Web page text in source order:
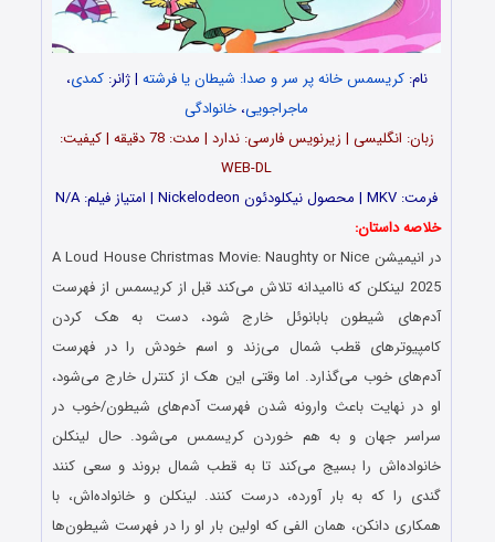
نام:کریسمس خانه پر سر و صدا: شیطان یا فرشته | ژانر:کمدی،
ماجراجویی، خانوادگی
زبان: انگلیسی | زیرنویس فارسی: ندارد | مدت: 78 دقیقه | کیفیت:
WEB-DL
فرمت: MKV | محصول نیکلودئون Nickelodeon | امتیاز فیلم: N/A
خلاصه داستان:
در انیمیشن A Loud House Christmas Movie: Naughty or Nice
2025 لینکلن که ناامیدانه تلاش می‌کند قبل از کریسمس از فهرست
آدم‌های شیطون بابانوئل خارج شود، دست به هک کردن
کامپیوترهای قطب شمال می‌زند و اسم خودش را در فهرست
آدم‌های خوب می‌گذارد. اما وقتی این هک از کنترل خارج می‌شود،
او در نهایت باعث وارونه شدن فهرست‌ آدم‌های شیطون/خوب در
سراسر جهان و به هم خوردن کریسمس می‌شود. حال لینکلن
خانواده‌اش را بسیج می‌کند تا به قطب شمال بروند و سعی کنند
گندی را که به بار آورده، درست کنند. لینکلن و خانواده‌اش، با
همکاری دانکن، همان الفی که اولین بار او را در فهرست شیطون‌ها